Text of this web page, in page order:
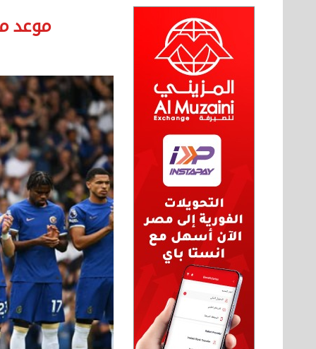
موعد
بيع ساعة تيسوت
الأحد 08 سبتمبر 2024 12:00 ص
نقل عفش المنطقه العاشره 50636444 فك
وتركيب ...
السبت 07 سبتمبر 2024 04:09 م
نقل عفش المنطقه العاشره 50636444 فك
وتركيب ...
السبت 07 سبتمبر 2024 04:08 م